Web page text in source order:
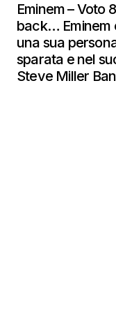
Eminem – Voto
back… Eminem
una sua
sparata e nel
Steve Miller